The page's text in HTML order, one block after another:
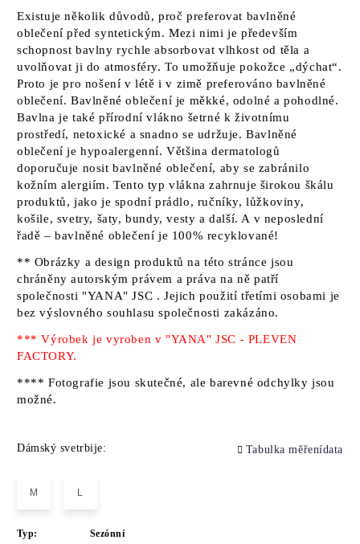
Existuje několik důvodů, proč preferovat bavlněné
oblečení před syntetickým. Mezi nimi je především
schopnost bavlny rychle absorbovat vlhkost od těla a
uvolňovat ji do atmosféry. To umožňuje pokožce „dýchat“.
Proto je pro nošení v létě i v zimě preferováno bavlněné
oblečení. Bavlněné oblečení je měkké, odolné a pohodlné.
Bavlna je také přírodní vlákno šetrné k životnímu
prostředí, netoxické a snadno se udržuje. Bavlněné
oblečení je hypoalergenní. Většina dermatologů
doporučuje nosit bavlněné oblečení, aby se zabránilo
kožním alergiím. Tento typ vlákna zahrnuje širokou škálu
produktů, jako je spodní prádlo, ručníky, lůžkoviny,
košile, svetry, šaty, bundy, vesty a další. A v neposlední
řadě – bavlněné oblečení je 100% recyklované!
** Obrázky a design produktů na této stránce jsou
chráněny autorským právem a práva na ně patří
společnosti "YANA" JSC . Jejich použití třetími osobami je
bez výslovného souhlasu společnosti zakázáno.
*** Výrobek je vyroben v "YANA" JSC - PLEVEN
FACTORY.
**** Fotografie jsou skutečné, ale barevné odchylky jsou
možné.
Dámský svetrbije: Tabulka měřenídata
M L
Typ:
Sezónní